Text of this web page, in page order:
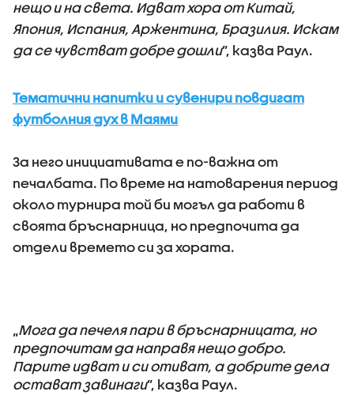
нещо и на света. Идват хора от Китай,
Япония, Испания, Аржентина, Бразилия. Искам
да се чувстват добре дошли”, казва Раул.
Тематични напитки и сувенири повдигат
футболния дух в Маями
За него инициативата е по-важна от
печалбата. По време на натоварения период
около турнира той би могъл да работи в
своята бръснарница, но предпочита да
отдели времето си за хората.
„Мога да печеля пари в бръснарницата, но
предпочитам да направя нещо добро.
Парите идват и си отиват, а добрите дела
остават завинаги”, казва Раул.